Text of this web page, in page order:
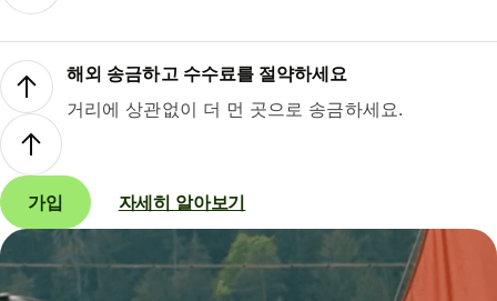
해외 송금하고 수수료를 절약하세요
거리에 상관없이 더 먼 곳으로 송금하세요.
가입 자세히 알아보기